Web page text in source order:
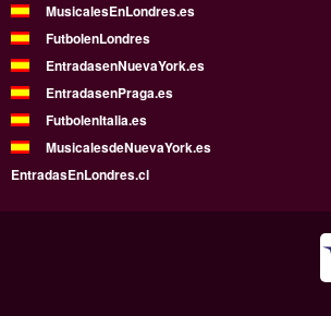
MusicalesEnLondres.es
FutbolenLondres
EntradasenNuevaYork.es
EntradasenPraga.es
FutbolenItalia.es
MusicalesdeNuevaYork.es
EntradasEnLondres.cl